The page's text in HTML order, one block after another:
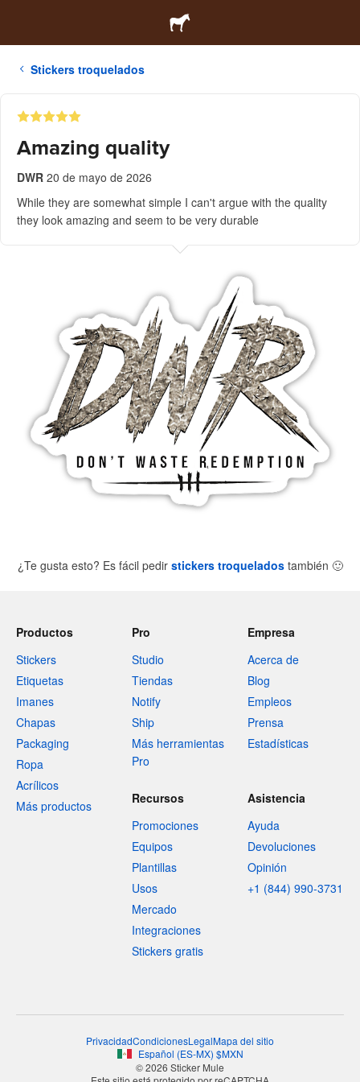
Stickers troquelados
Amazing quality
DWR 20 de mayo de 2026
While they are somewhat simple I can't argue with the quality
they look amazing and seem to be very durable
¿Te gusta esto? Es fácil pedir stickers troqueladostambién 🙂
Productos
Stickers
Etiquetas
Imanes
Chapas
Packaging
Ropa
Acrílicos
Más productos
Pro
Studio
Tiendas
Notify
Ship
Más herramientas
Pro
Empresa
Acerca de
Blog
Empleos
Prensa
Estadísticas
Recursos
Promociones
Equipos
Plantillas
Usos
Mercado
Integraciones
Stickers gratis
Asistencia
Ayuda
Devoluciones
Opinión
+1 (844) 990-3731
PrivacidadCondicionesLegalMapa del sitio
Español (ES-MX) $MXN
© 2026 Sticker Mule